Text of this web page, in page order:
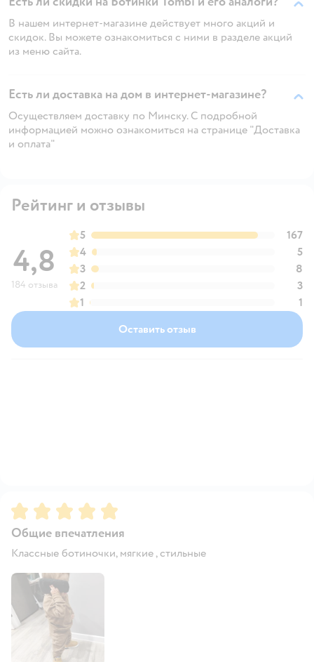
В нашем интернет-магазине действует много акций и
скидок. Вы можете ознакомиться с ними в разделе акций
из меню сайта.
Есть ли доставка на дом в интернет-магазине?
Осуществляем доставку по Минску. С подробной
информацией можно ознакомиться на странице "Доставка
и оплата"
Рейтинг и отзывы
4,8
184 отзыва
5
167
4
5
3
8
2
3
1
1
Оставить отзыв
Рейтинг:5
Общие впечатления
Классные ботиночки, мягкие , стильные